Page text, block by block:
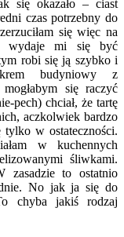
się okazało – ciast
czas potrzebny do
się więc na
wydaje mi się być
robi się ją szybko i
budyniowy z
się raczyć
pech) chciał, że tartę
aczkolwiek bardzo
w ostateczności.
w kuchennych
śliwkami.
zasadzie to ostatnio
No jak ja się do
chyba jakiś rodzaj